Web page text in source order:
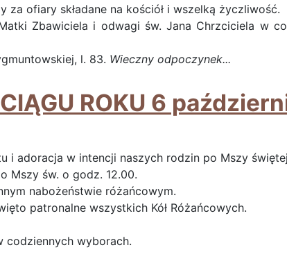
ofiary składane na kościół i wszelką życzliwość.
Zbawiciela i odwagi św. Jana Chrzciciela w
l. 83. Wieczny odpoczynek...
ROKU 6
i adoracja w intencji naszych rodzin po Mszy
Mszy św. o godz. 12.00.
nabożeństwie różańcowym.
patronalne wszystkich Kół Różańcowych.
codziennych wyborach.